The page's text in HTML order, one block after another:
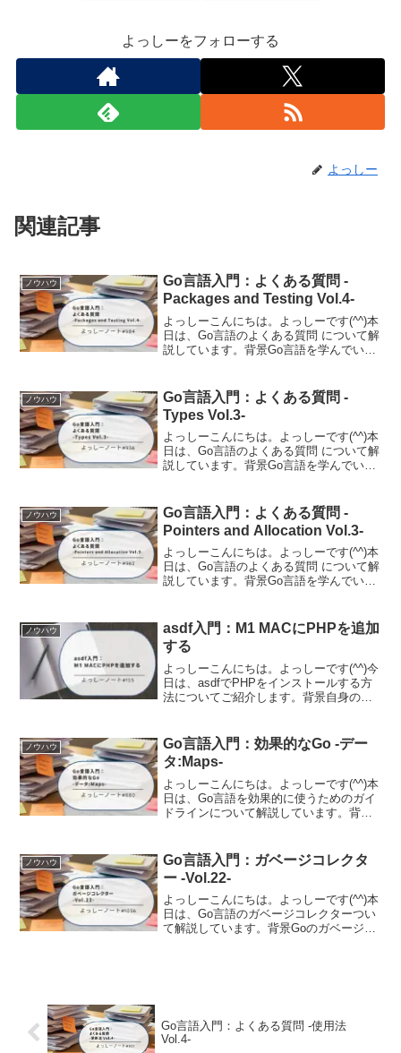
よっしーをフォローする
よっしー
関連記事
ノウハウ
Go言語入門：よくある質問 -
Packages and Testing Vol.4-
よっしーこんにちは。よっしーです(^^)本
日は、Go言語のよくある質問 について解
説しています。背景Go言語を学んでいる
といった疑問が湧いてきませんか。Go言
語の公式サ...
ノウハウ
Go言語入門：よくある質問 -
Types Vol.3-
よっしーこんにちは。よっしーです(^^)本
日は、Go言語のよくある質問 について解
説しています。背景Go言語を学んでいる
といった疑問が湧いてきませんか。Go言
語の公式サ...
ノウハウ
Go言語入門：よくある質問 -
Pointers and Allocation Vol.3-
よっしーこんにちは。よっしーです(^^)本
日は、Go言語のよくある質問 について解
説しています。背景Go言語を学んでいる
といった疑問が湧いてきませんか。Go言
語の公式サ...
ノウハウ
asdf入門：M1 MACにPHPを追加
する
よっしーこんにちは。よっしーです(^^)今
日は、asdfでPHPをインストールする方
法についてご紹介します。背景自身の
エラーになり、インストール...
ノウハウ
Go言語入門：効果的なGo -デー
タ:Maps-
よっしーこんにちは。よっしーです(^^)本
日は、Go言語を効果的に使うためのガイ
ドラインについて解説しています。背景
ント「Effective Go」を知りました。こ...
ノウハウ
Go言語入門：ガベージコレクタ
ー -Vol.22-
よっしーこんにちは。よっしーです(^^)本
日は、Go言語のガベージコレクターつい
て解説しています。背景Goのガベージコ
Go言語入門：よくある質問 -使用法
Vol.4-